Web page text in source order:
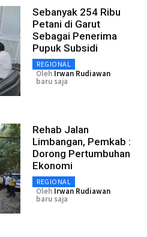
Sebanyak 254 Ribu
Petani di Garut
Sebagai Penerima
Pupuk Subsidi
REGIONAL
Oleh Irwan Rudiawan
baru saja
Rehab Jalan
Limbangan, Pemkab :
Dorong Pertumbuhan
Ekonomi
REGIONAL
Oleh Irwan Rudiawan
baru saja